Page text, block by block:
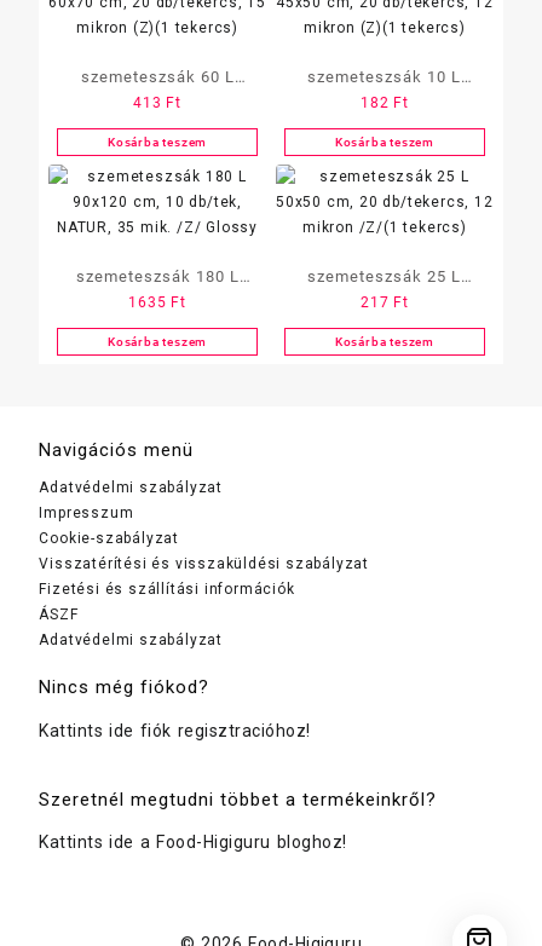
szemeteszsák 60 L
60×70 cm, 20 db/tekercs,
15 mikron (Z)(1 tekercs)
413 Ft
Kosárba teszem
szemeteszsák 10 L
45×50 cm, 20 db/tekercs,
12 mikron (Z)(1 tekercs)
182 Ft
Kosárba teszem
szemeteszsák 180 L
90×120 cm, 10 db/tek,
NATUR, 35 mik. /Z/
1635 Ft
Kosárba teszem
szemeteszsák 25 L
50×50 cm, 20 db/tekercs,
12 mikron /Z/(1 tekercs)
217 Ft
Kosárba teszem
Navigációs menü
Adatvédelmi szabályzat
Impresszum
Cookie-szabályzat
Visszatérítési és visszaküldési szabályzat
Fizetési és szállítási információk
ÁSZF
Adatvédelmi szabályzat
Nincs még fiókod?
Kattints ide fiók regisztracióhoz!
Szeretnél megtudni többet a termékeinkről?
Kattints ide a Food-Higiguru bloghoz!